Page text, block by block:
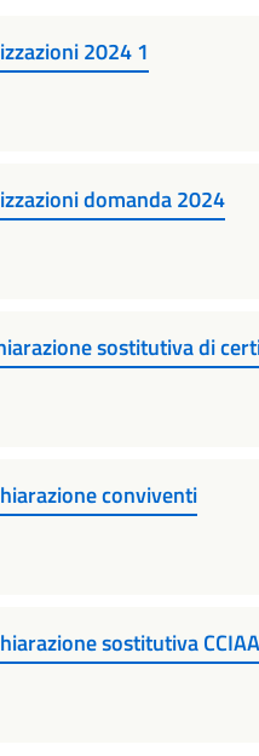
2024 1
domanda 2024
sostitutiva di
conviventi
sostitutiva CCIAA